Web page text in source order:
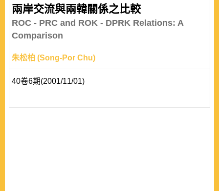
兩岸交流與兩韓關係之比較
ROC - PRC and ROK - DPRK Relations: A
Comparison
朱松柏 (Song-Por Chu)
40卷6期(2001/11/01)